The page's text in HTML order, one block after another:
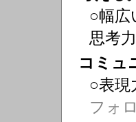
○幅広
思考力
コミュ
○表現
フォ